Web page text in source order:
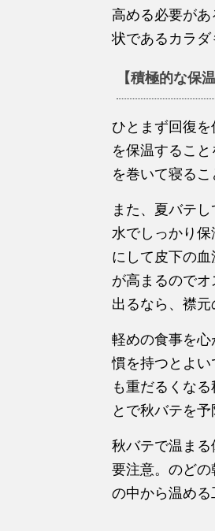
高める必要が
状であるカラダ
【積極的な保
ひとまず回復
を保温するこ
を巻いて寝る
また、夏バテ
水でしっかり
にして皮下の
が高まるので
出るなら、襟元
軽めの食事を
慣を持つとよ
も重だるくな
とで秋バテを予
秋バテで温ま
要注意。のど
の中から温める